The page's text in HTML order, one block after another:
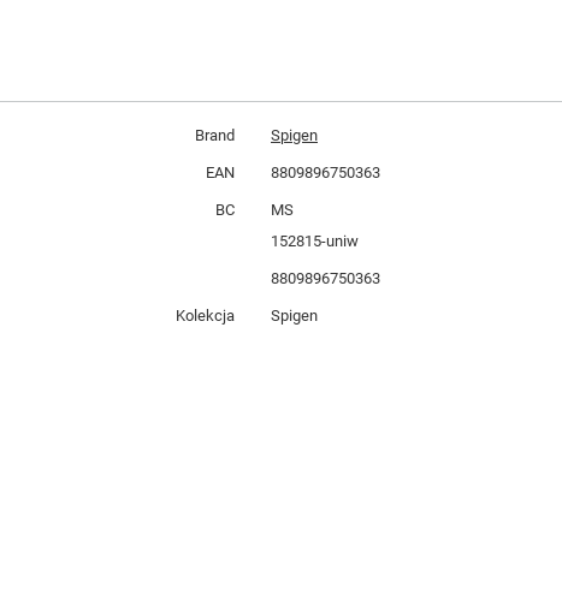
Brand Spigen
EAN 8809896750363
BC
MS
152815-uniw
8809896750363
Kolekcja Spigen